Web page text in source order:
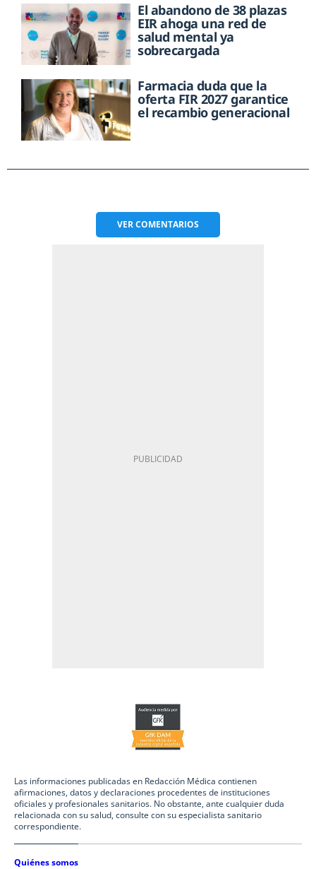
El abandono de 38 plazas
EIR ahoga una red de
salud mental ya
sobrecargada
Farmacia duda que la
oferta FIR 2027 garantice
el recambio generacional
VERCOMENTARIOS
Las informaciones publicadas en Redacción Médica contienen
afirmaciones, datos y declaraciones procedentes de instituciones
oficiales y profesionales sanitarios. No obstante, ante cualquier duda
relacionada con su salud, consulte con su especialista sanitario
correspondiente.
Quiénes somos